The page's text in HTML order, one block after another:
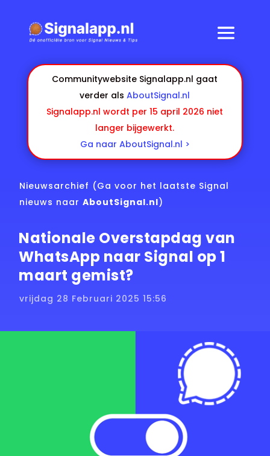
Communitywebsite Signalapp.nl gaat
verder alsAboutSignal.nl
Signalapp.nl wordt per 15 april 2026 niet
langer bijgewerkt.
Ga naar AboutSignal.nl >
Nieuwsarchief (Ga voor het laatste Signal
nieuws naarAboutSignal.nl)
Nationale Overstapdag van
WhatsApp naar Signal op 1
maart gemist?
vrijdag 28 Februari 2025 15:56